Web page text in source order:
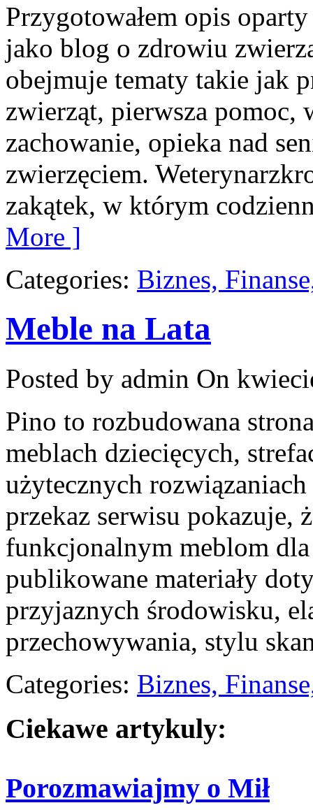
Przygotowałem opis
jako blog o zdrowiu
obejmuje tematy takie jak
zwierząt, pierwsza pomoc,
zachowanie, opieka nad
zwierzęciem.
zakątek, w którym
More ]
Categories: Biznes,
Meble na Lata
Posted by admin On
Pino to rozbudowana
meblach dziecięcych,
użytecznych
przekaz serwisu pokazuje,
funkcjonalnym meblom
publikowane materiały
przyjaznych środowisku,
przechowywania, stylu
Categories: Biznes,
Ciekawe artykuly:
Porozmawiajmy o Mił